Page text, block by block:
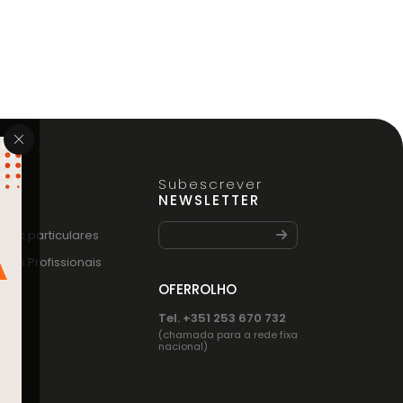
particulares
Profissionais
Subescrever
NEWSLETTER
OFERROLHO
Tel. +351 253 670 732
(chamada para a rede fixa
nacional)